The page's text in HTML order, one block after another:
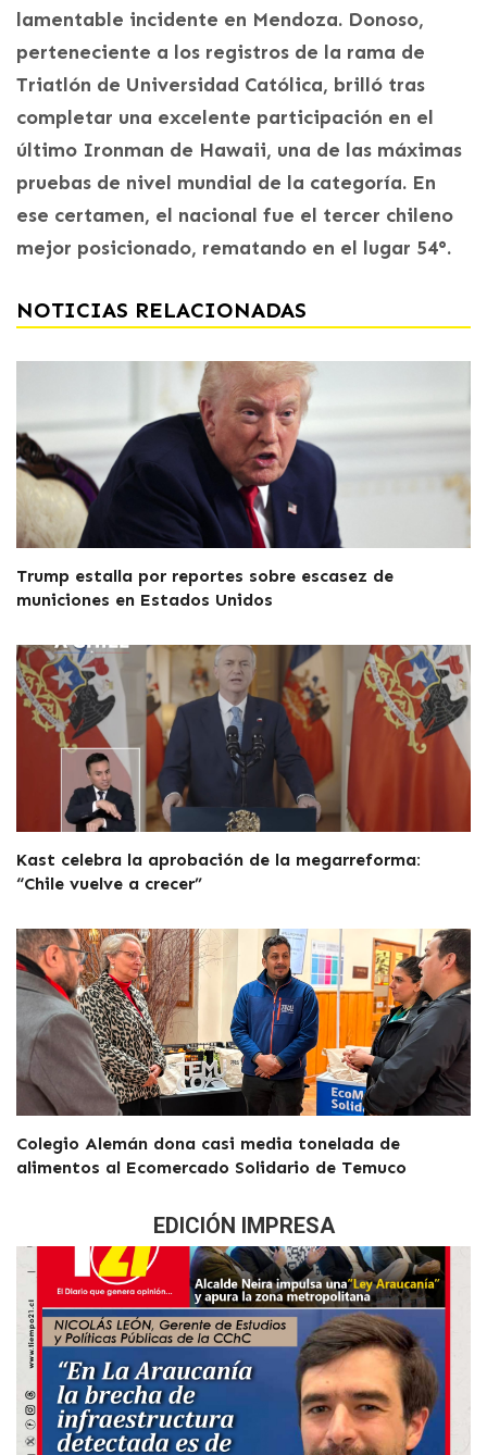
lamentable incidente en Mendoza. Donoso,
perteneciente a los registros de la rama de
Triatlón de Universidad Católica, brilló tras
completar una excelente participación en el
último Ironman de Hawaii, una de las máximas
pruebas de nivel mundial de la categoría. En
ese certamen, el nacional fue el tercer chileno
mejor posicionado, rematando en el lugar 54°.
NOTICIAS RELACIONADAS
Trump estalla por reportes sobre escasez de
municiones en Estados Unidos
Kast celebra la aprobación de la megarreforma:
“Chile vuelve a crecer”
Colegio Alemán dona casi media tonelada de
alimentos al Ecomercado Solidario de Temuco
EDICIÓN IMPRESA